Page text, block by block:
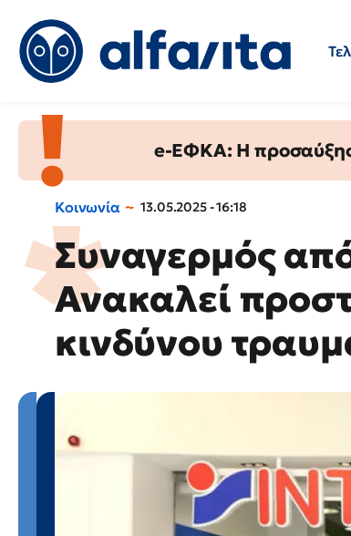
e-ΕΦΚΑ: Η
Κοινωνία 13.05.2025 - 16:18
Συναγερμός
Ανακαλεί
κινδύνου